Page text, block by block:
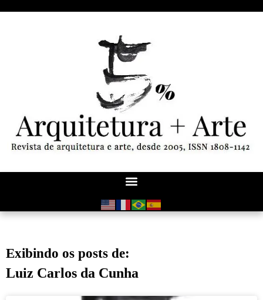
Exibindo os posts de:
Luiz Carlos da Cunha